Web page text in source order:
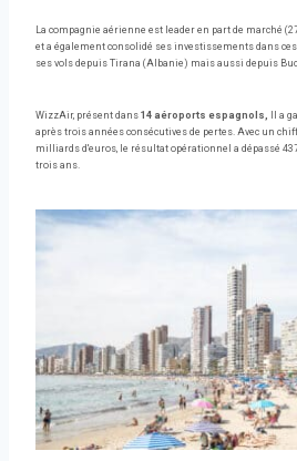
La compagnie aérienne est leader en part de marché
et a également consolidé ses investissements dans
ses vols depuis Tirana (Albanie) mais aussi depuis
WizzAir, présent dans 14 aéroports espagnols,
Il a
après trois années consécutives de pertes. Avec un
milliards d'euros, le résultat opérationnel a dépassé
trois ans.